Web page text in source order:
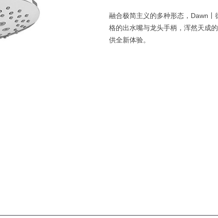
融合极简主义的多种形态，Dawn
格的出水嘴与龙头手柄，浑然天成
供全新体验。